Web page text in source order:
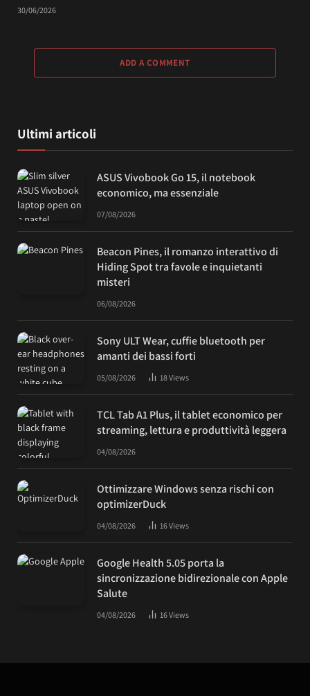
30/06/2026
ADD A COMMENT
Ultimi articoli
ASUS Vivobook Go 15, il notebook
economico, ma essenziale
07/08/2026
Beacon Pines, il romanzo interattivo di
Hiding Spot tra favole e inquietanti
misteri
06/08/2026
Sony ULT Wear, cuffie bluetooth per
amanti dei bassi forti
05/08/2026 18Views
TCL Tab A1 Plus, il tablet economico per
streaming, lettura e produttività leggera
04/08/2026
Ottimizzare Windows senza rischi con
optimizerDuck
04/08/2026 16Views
Google Health 5.05 porta la
sincronizzazione bidirezionale con Apple
Salute
04/08/2026 16Views